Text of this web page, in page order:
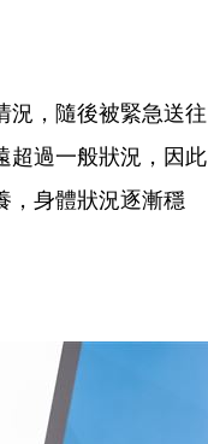
況，隨後被緊急送往
超過一般狀況，因此
，身體狀況逐漸穩